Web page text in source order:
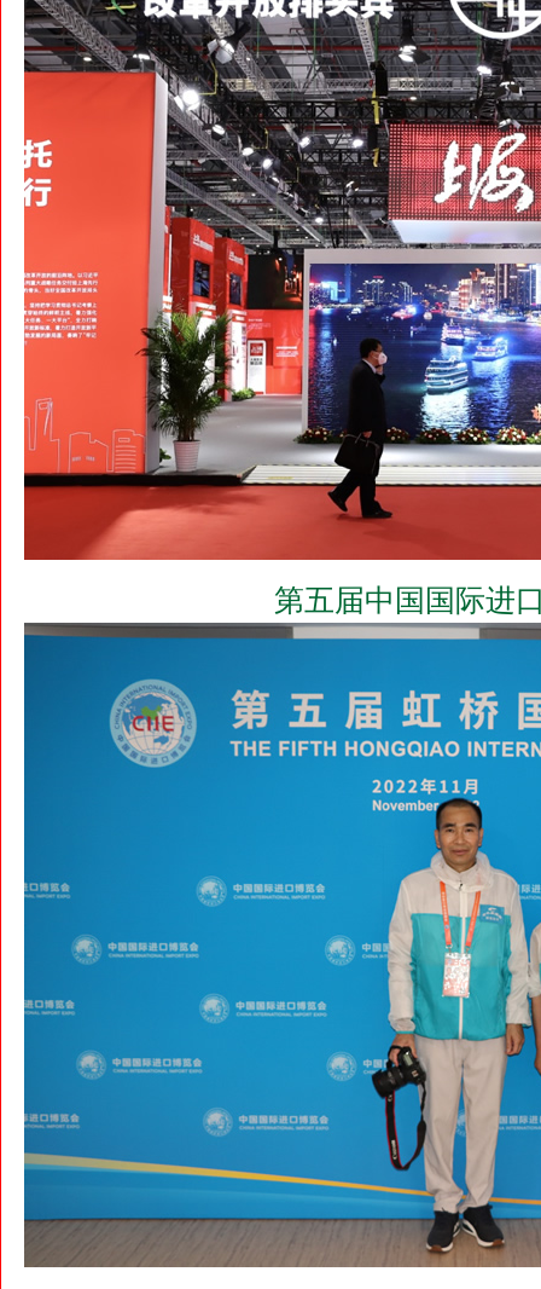
第五届中国国际进